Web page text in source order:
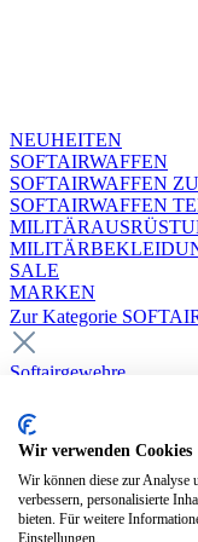
NEUHEITEN
SOFTAIRWAFFEN
SOFTAIRWAFFEN
SOFTAIRWAFFEN
SALE
MARKEN
Zur Kategorie
Softairgewehre
Deluxe Custom Guns ab
Softair elektrisch ab 18
Softair elektrisch ab 14
Softair gasbetrieben ab
Softair HPA Luftdruck
Historische
Wir verwenden Cookies
Wir können diese zur Analyse
verbessern, personalisierte
bieten. Für weitere
Einstellungen.